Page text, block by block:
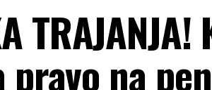
pravo na